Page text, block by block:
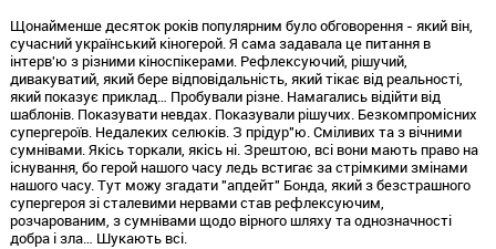
Щонайменше десяток років популярним було обговорення - який він,
сучасний український кіногерой. Я сама задавала це питання в
інтерв'ю з різними кіноспікерами. Рефлексуючий, рішучий,
дивакуватий, який бере відповідальність, який тікає від реальності,
який показує приклад… Пробували різне. Намагались відійти від
шаблонів. Показувати невдах. Показували рішучих. Безкомпромісних
супергероїв. Недалеких селюків. З прідур"ю. Сміливих та з вічними
сумнівами. Якісь торкали, якісь ні. Зрештою, всі вони мають право на
існування, бо герой нашого часу ледь встигає за стрімкими змінами
нашого часу. Тут можу згадати "апдейт" Бонда, який з безстрашного
супергероя зі сталевими нервами став рефлексуючим,
розчарованим, з сумнівами щодо вірного шляху та однозначності
добра і зла… Шукають всі.